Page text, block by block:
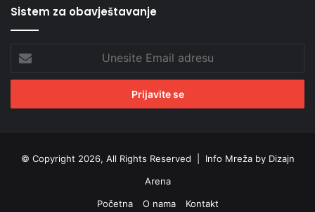
Sistem za obavještavanje
Email
adresu
© Copyright 2026, All Rights Reserved | Info Mreža by Dizajn
Arena
Početna
O nama Kontakt